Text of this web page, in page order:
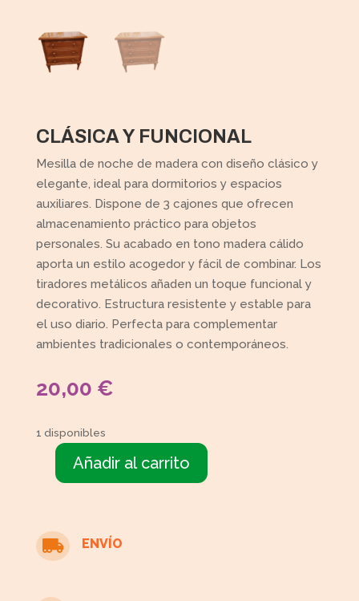
CLÁSICA Y FUNCIONAL
Mesilla de noche de madera con diseño clásico y
elegante, ideal para dormitorios y espacios
auxiliares. Dispone de 3 cajones que ofrecen
almacenamiento práctico para objetos
personales. Su acabado en tono madera cálido
aporta un estilo acogedor y fácil de combinar. Los
tiradores metálicos añaden un toque funcional y
decorativo. Estructura resistente y estable para
el uso diario. Perfecta para complementar
ambientes tradicionales o contemporáneos.
20,00 €
1 disponibles
MesillaAñadir al carrito
 ENVÍO